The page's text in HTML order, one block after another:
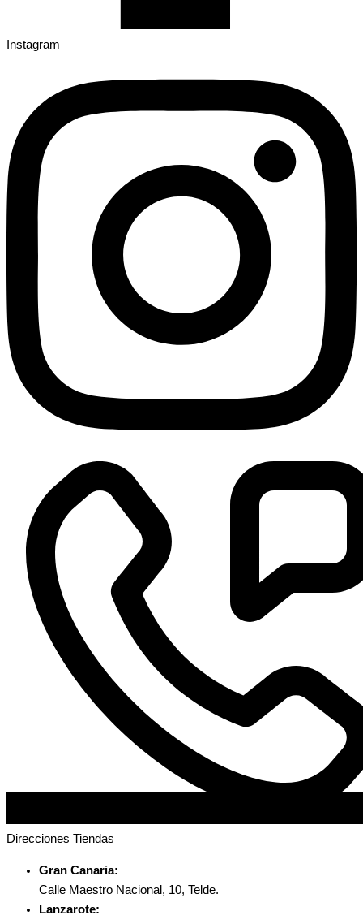
Instagram
Direcciones Tiendas
Gran Canaria:
Calle Maestro Nacional, 10, Telde.
Lanzarote: